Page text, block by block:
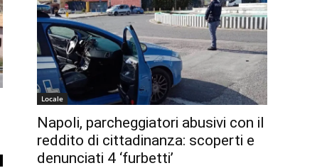
Locale
Napoli, parcheggiatori abusivi con il
reddito di cittadinanza: scoperti e
denunciati 4 ‘furbetti’